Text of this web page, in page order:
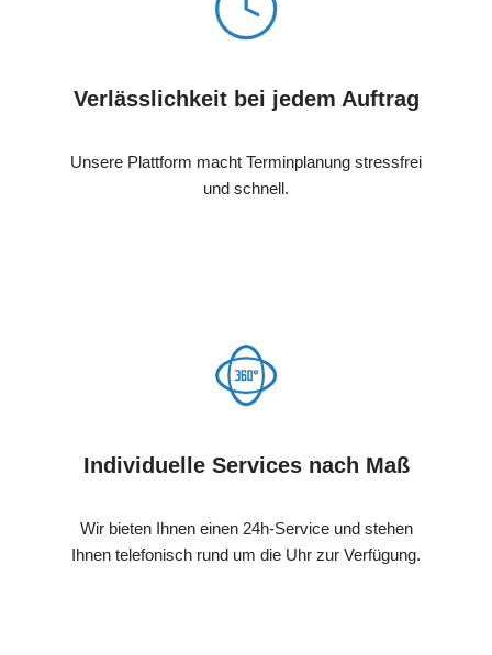
Verlässlichkeit bei jedem Auftrag
Unsere Plattform macht Terminplanung stressfrei
und schnell.
Individuelle Services nach Maß
Wir bieten Ihnen einen 24h-Service und stehen
Ihnen telefonisch rund um die Uhr zur Verfügung.